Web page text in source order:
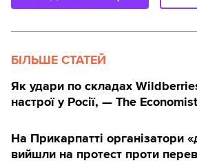
БІЛЬШЕ СТАТЕЙ
Як удари по складах
настрої у Росії, — The Economist
На Прикарпатті організатори
вийшли на протест проти